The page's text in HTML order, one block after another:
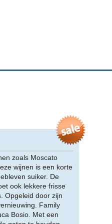
zoals Moscato
wijnen is een korte
suiker. De
ook lekkere frisse
Opgeleid door zijn
Family
Bosio. Met een